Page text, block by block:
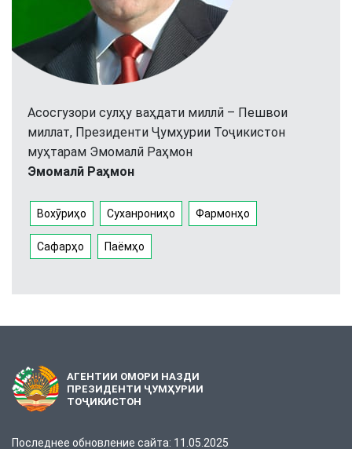
Асосгузори сулҳу ваҳдати миллӣ – Пешвои
миллат, Президенти Ҷумҳурии Тоҷикистон
муҳтарам Эмомалӣ Раҳмон
Эмомалӣ Раҳмон
Вохӯриҳо Суханрониҳо Фармонҳо
Сафарҳо Паёмҳо
АГЕНТИИ ОМОРИ НАЗДИ
ПРЕЗИДЕНТИ ҶУМҲУРИИ
ТОҶИКИСТОН
Последнее обновление сайта: 11.05.2025